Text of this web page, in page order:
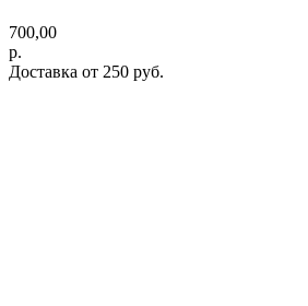
700,00
р.
Доставка от 250 руб.